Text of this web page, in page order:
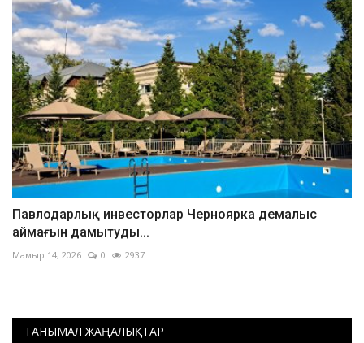
Павлодарлық инвесторлар Черноярка демалыс
аймағын дамытуды...
Мамыр 14, 2026 0 2937
ТАНЫМАЛ ЖАҢАЛЫҚТАР